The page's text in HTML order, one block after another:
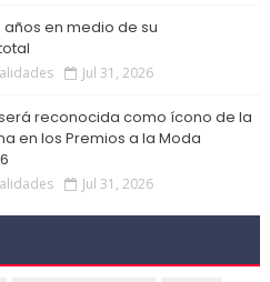
años en medio de su
Jul 31, 2026
reconocida como ícono de la
en los Premios a la Moda
Jul 31, 2026